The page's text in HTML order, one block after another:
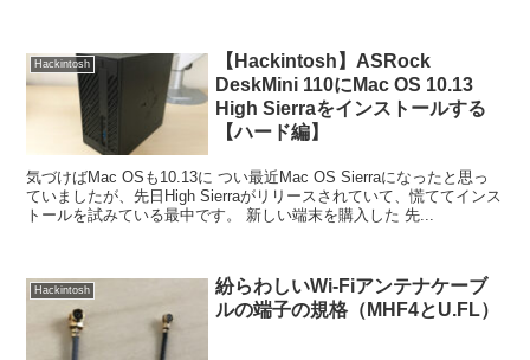
Hackintosh
【Hackintosh】ASRock
DeskMini 110にMac OS 10.13
High Sierraをインストールする
【ハード編】
気づけばMac OSも10.13に つい最近Mac OS Sierraになったと思っ
ていましたが、先日High Sierraがリリースされていて、慌ててインス
トールを試みている最中です。 新しい端末を購入した 先...
Hackintosh
紛らわしいWi-Fiアンテナケーブ
ルの端子の規格（MHF4とU.FL）